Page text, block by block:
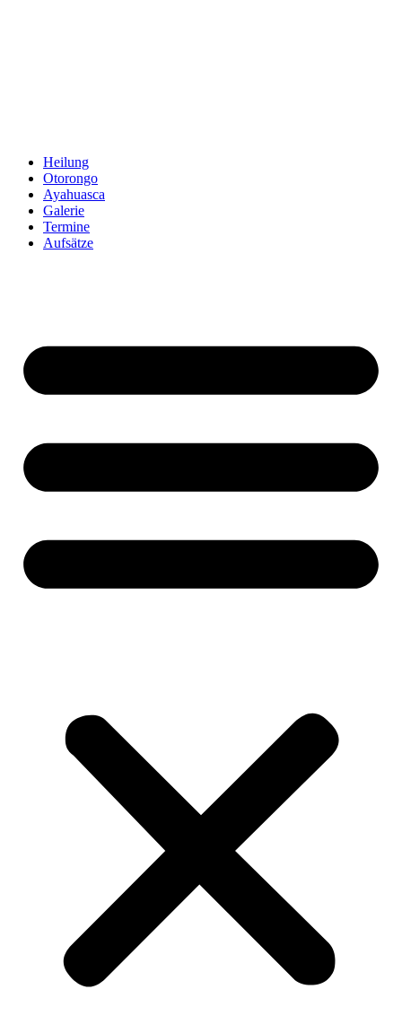
Heilung
Otorongo
Ayahuasca
Galerie
Termine
Aufsätze